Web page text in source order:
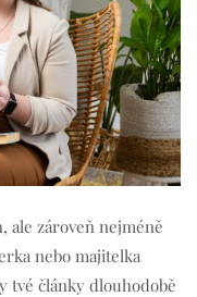
ale zároveň nejméně
nebo majitelka
tvé články dlouhodobě